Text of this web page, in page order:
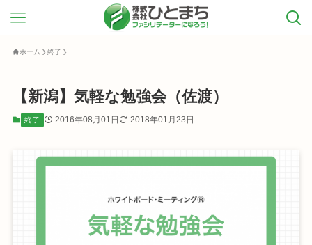
ホーム 終了
【新潟】気軽な勉強会（佐渡）
終了 2016年08月01日 2018年01月23日